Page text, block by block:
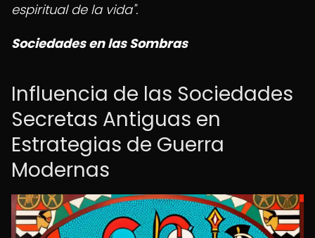
espiritual de la vida".
Sociedades en las Sombras
Influencia de las Sociedades
Secretas Antiguas en
Estrategias de Guerra
Modernas